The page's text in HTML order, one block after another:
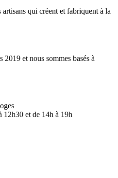
qui créent et fabriquent à la
et nous sommes basés à
12h30 et de 14h à 19h